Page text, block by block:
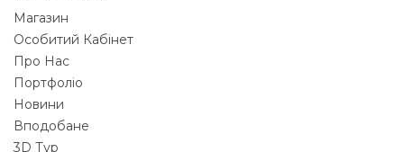
Магазин
Особитий Кабінет
Про Нас
Портфоліо
Новини
Вподобане
3D Тур